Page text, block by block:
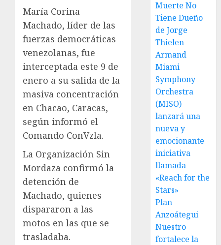
María Corina
Machado, líder de las
fuerzas democráticas
venezolanas, fue
interceptada este 9 de
enero a su salida de la
masiva concentración
en Chacao, Caracas,
según informó el
Comando ConVzla.
La Organización Sin
Mordaza confirmó la
detención de
Machado, quienes
dispararon a las
motos en las que se
trasladaba.
Muerte No
Tiene Dueño
de Jorge
Thielen
Armand
Miami
Symphony
Orchestra
(MISO)
lanzará una
nueva y
emocionante
iniciativa
llamada
«Reach for the
Stars»
Plan
Anzoátegui
Nuestro
fortalece la